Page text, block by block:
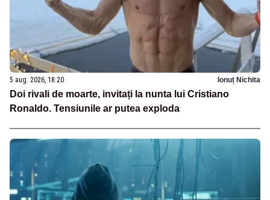
5 aug. 2026, 18:20 Ionuț Nichita
Doi rivali de moarte, invitați la nunta lui Cristiano
Ronaldo. Tensiunile ar putea exploda